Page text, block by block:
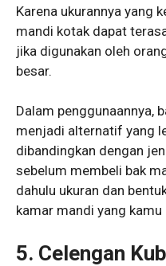
Karena ukurannya yang
mandi kotak dapat
jika digunakan oleh
besar.
Dalam penggunaannya,
menjadi alternatif yang
dibandingkan dengan
sebelum membeli bak
dahulu ukuran dan
kamar mandi yang
5. Celengan